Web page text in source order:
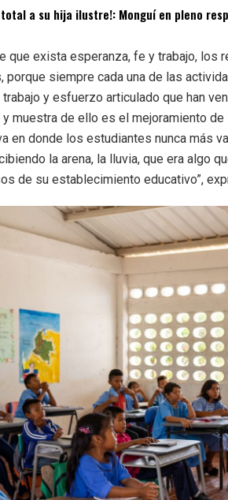
a su hija ilustre!: Monguí en pleno
que exista esperanza, fe y trabajo,
porque siempre cada una de las
y esfuerzo articulado que han
muestra de ello es el mejoramiento
en donde los estudiantes nunca más
la arena, la lluvia, que era algo
de su establecimiento educativo”,